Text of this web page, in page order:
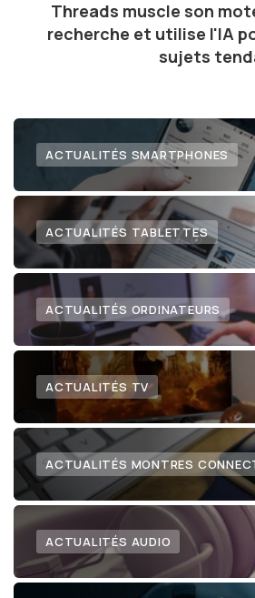
Threads muscle son
recherche et utilise l'IA
sujets
ACTUALITÉS SMARTPHONES
ACTUALITÉS TABLETTES
ACTUALITÉS ORDINATEURS
ACTUALITÉS TV
ACTUALITÉS MONTRES
ACTUALITÉS AUDIO